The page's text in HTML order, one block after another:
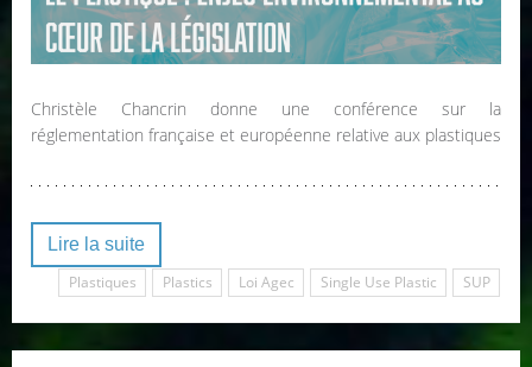
Christèle Chancrin donne une conférence sur la
réglementation française et européenne relative aux plastiques
Lire la suite
Plastiques
Plastics Loi Agec Single Use Plastic SUP